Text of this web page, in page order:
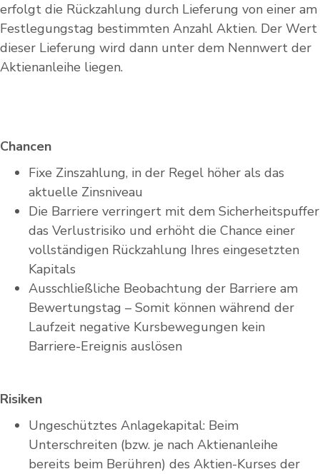
erfolgt die Rückzahlung durch Lieferung von einer am
Festlegungstag bestimmten Anzahl Aktien. Der Wert
dieser Lieferung wird dann unter dem Nennwert der
Aktienanleihe liegen.
Chancen
Fixe Zinszahlung, in der Regel höher als das
aktuelle Zinsniveau
Die Barriere verringert mit dem Sicherheitspuffer
das Verlustrisiko und erhöht die Chance einer
vollständigen Rückzahlung Ihres eingesetzten
Kapitals
Ausschließliche Beobachtung der Barriere am
Bewertungstag – Somit können während der
Laufzeit negative Kursbewegungen kein
Barriere-Ereignis auslösen
Risiken
Ungeschütztes Anlagekapital: Beim
Unterschreiten (bzw. je nach Aktienanleihe
bereits beim Berühren) des Aktien-Kurses der